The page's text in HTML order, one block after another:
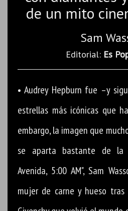
de un mito
Sam
Editorial: Es
• Audrey Hepburn fue –y
estrellas más icónicas que
embargo, la imagen que
se aparta bastante de la
Avenida, 5:00 AM", Sam
mujer de carne y hueso